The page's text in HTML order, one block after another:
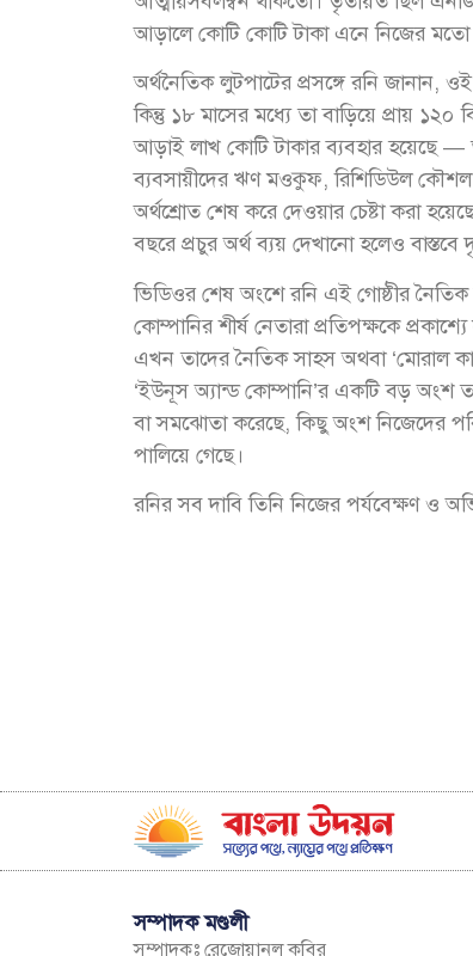
আড়ালে কোটি কোটি টাকা এনে নিজের
অর্থনৈতিক লুটপাটের প্রসঙ্গে রনি জানান,
কিন্তু ১৮ মাসের মধ্যে তা বাড়িয়ে প্রায়
আড়াই লাখ কোটি টাকার ব্যবহার হয়েছে —
ব্যবসায়ীদের ঋণ মওকুফ, রিশিডিউল কৌশল ও
অর্থশ্রোত শেষ করে দেওয়ার চেষ্টা করা
বছরে প্রচুর অর্থ ব্যয় দেখানো হলেও
ভিডিওর শেষ অংশে রনি এই গোষ্ঠীর
কোম্পানির শীর্ষ নেতারা প্রতিপক্ষকে
এখন তাদের নৈতিক সাহস অথবা ‘মোরাল
‘ইউনূস অ্যান্ড কোম্পানি’র একটি বড় অংশ
বা সমঝোতা করেছে, কিছু অংশ নিজেদের
পালিয়ে গেছে।
রনির সব দাবি তিনি নিজের পর্যবেক্ষণ ও
সম্পাদক মণ্ডলী
সম্পাদকঃ রেজোয়ানুল কবির